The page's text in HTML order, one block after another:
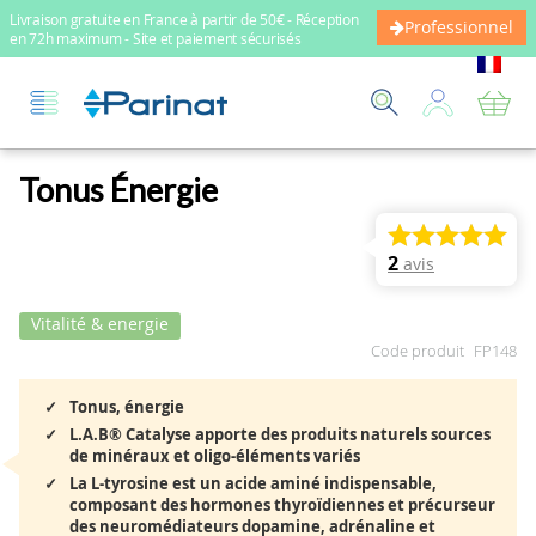
Livraison gratuite en France à partir de 50€ - Réception
en 72h maximum - Site et paiement sécurisés
Professionnel
Tonus Énergie
2 avis
Vitalité & energie
Code produit FP148
Tonus, énergie
L.A.B® Catalyse apporte des produits naturels sources
de minéraux et oligo-éléments variés
La L-tyrosine est un acide aminé indispensable,
composant des hormones thyroïdiennes et précurseur
des neuromédiateurs dopamine, adrénaline et